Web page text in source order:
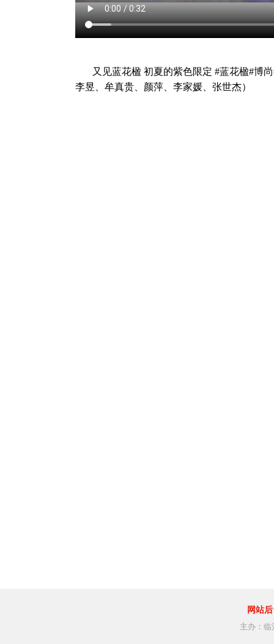
又见蓝花楹 初夏的紫色限定 #蓝花楹#博
李昱、牟真贵、颜萍、李家媛、张世杰）
网站
主办：